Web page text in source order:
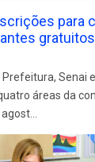
para
Prefeitura, Senai
áreas da